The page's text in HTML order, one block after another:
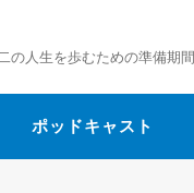
の人生を歩むための準備期間
ポッドキャスト